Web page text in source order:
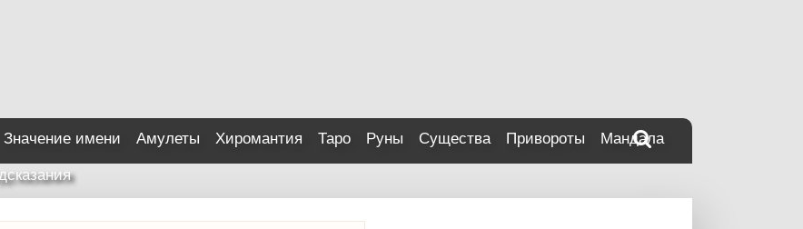
Значение имени Амулеты Хиромантия Таро Руны Существа Привороты Мандала